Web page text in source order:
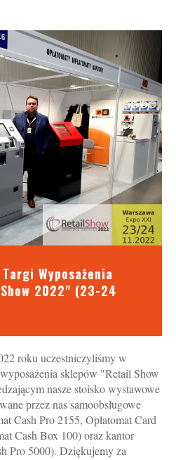
Wyposażenia
2022" (23-24
roku uczestniczyliśmy w
sklepów "Retail Show
nasze stoisko wystawowe
przez nas samoobsługowe
Cash Pro 2155, Opłatomat Card
Cash Box 100) oraz kantor
Pro 5000). Dziękujemy za